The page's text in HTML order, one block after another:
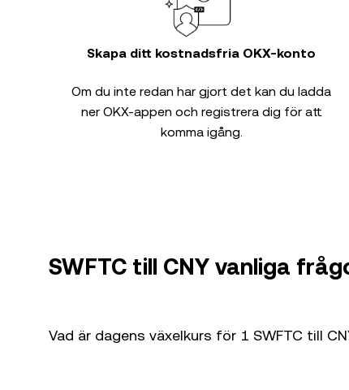
Skapa ditt kostnadsfria OKX-konto
Om du inte redan har gjort det kan du ladda
ner OKX-appen och registrera dig för att
komma igång.
SWFTC till CNY vanliga
Vad är dagens växelkurs för 1 SWFTC till